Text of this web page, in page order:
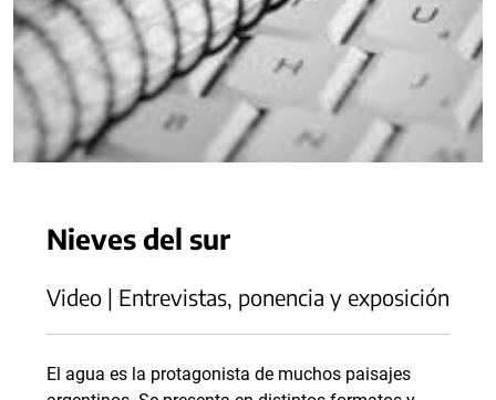
Nieves del sur
Video | Entrevistas, ponencia y exposición
El agua es la protagonista de muchos paisajes